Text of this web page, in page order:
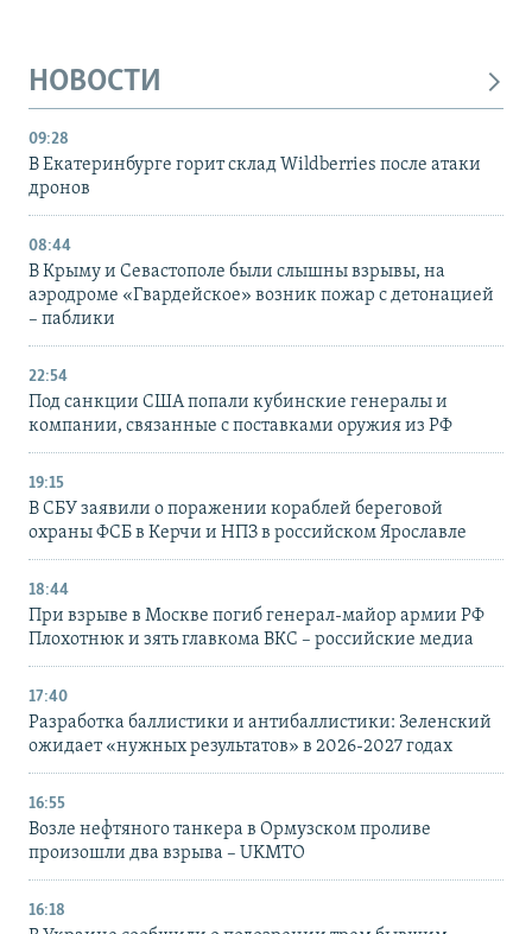
НОВОСТИ
09:28
В Екатеринбурге горит склад Wildberries после атаки
дронов
08:44
В Крыму и Севастополе были слышны взрывы, на
аэродроме «Гвардейское» возник пожар с детонацией
– паблики
22:54
Под санкции США попали кубинские генералы и
компании, связанные с поставками оружия из РФ
19:15
В СБУ заявили о поражении кораблей береговой
охраны ФСБ в Керчи и НПЗ в российском Ярославле
18:44
При взрыве в Москве погиб генерал-майор армии РФ
Плохотнюк и зять главкома ВКС – российские медиа
17:40
Разработка баллистики и антибаллистики: Зеленский
ожидает «нужных результатов» в 2026-2027 годах
16:55
Возле нефтяного танкера в Ормузском проливе
произошли два взрыва – UKMTO
16:18